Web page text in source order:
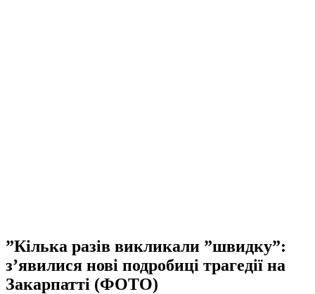
”Кілька разів викликали ”швидку”:
з’явилися нові подробиці трагедії на
Закарпатті (ФОТО)